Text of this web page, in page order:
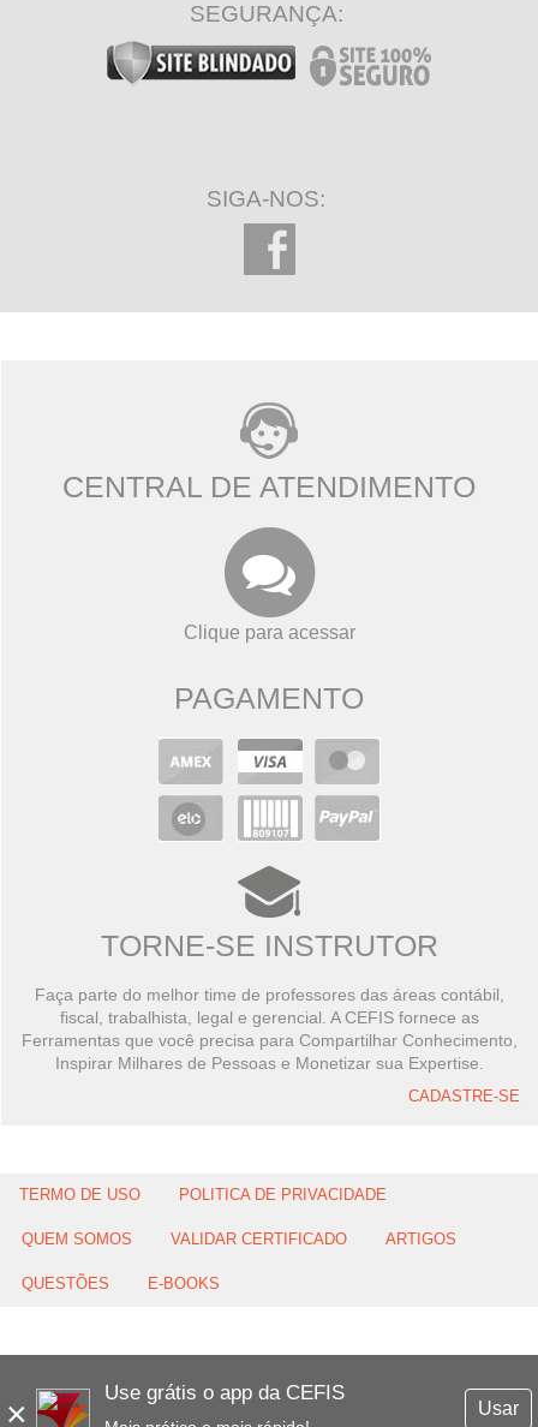
×
Use grátis o app da CEFIS
Usar
SEGURANÇA:
SIGA-NOS:
CENTRAL DE ATENDIMENTO
Clique para acessar
PAGAMENTO
TORNE-SE INSTRUTOR
Faça parte do melhor time de professores das áreas contábil,
fiscal, trabalhista, legal e gerencial. A CEFIS fornece as
Ferramentas que você precisa para Compartilhar Conhecimento,
Inspirar Milhares de Pessoas e Monetizar sua Expertise.
CADASTRE-SE
TERMO DE USO POLITICA DE PRIVACIDADE
QUEM SOMOS VALIDAR CERTIFICADO ARTIGOS
QUESTÕES E-BOOKS